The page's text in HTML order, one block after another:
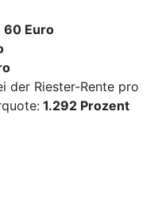
60 Euro
der Riester-Rente pro
1.292 Prozent